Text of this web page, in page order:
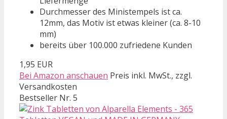
Durchmesser des Ministempels ist ca.
12mm, das Motiv ist etwas kleiner (ca. 8-10
mm)
bereits über 100.000 zufriedene Kunden
1,95 EUR
Bei Amazon anschauen Preis inkl. MwSt., zzgl.
Versandkosten
Bestseller Nr. 5